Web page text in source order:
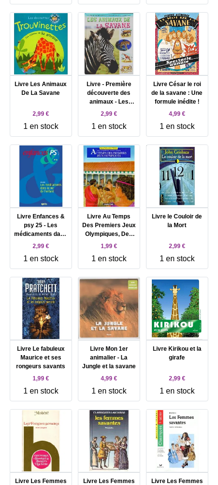
Livre Les Animaux
De La Savane
2,99 €
1 en stock
Livre - Première
découverte des
animaux - Les
animaux de la
2,99 €
1 en stock
Livre César le roi
de la savane : Une
formule inédite !
4,99 €
1 en stock
Livre Enfances &
psy 25 - Les
médicaments dans
la vie de l'enfant
2,99 €
1 en stock
Livre Au Temps
Des Premiers Jeux
Olympiques, Des
Enfants Dans
1,99 €
1 en stock
Livre le Couloir de
la Mort
2,99 €
1 en stock
Livre Le fabuleux
Maurice et ses
rongeurs savants
1,99 €
1 en stock
Livre Mon 1er
animalier - La
Jungle et la savane
4,99 €
1 en stock
Livre Kirikou et la
girafe
2,99 €
1 en stock
Livre Les Femmes
Livre Les Femmes
Livre Les Femmes